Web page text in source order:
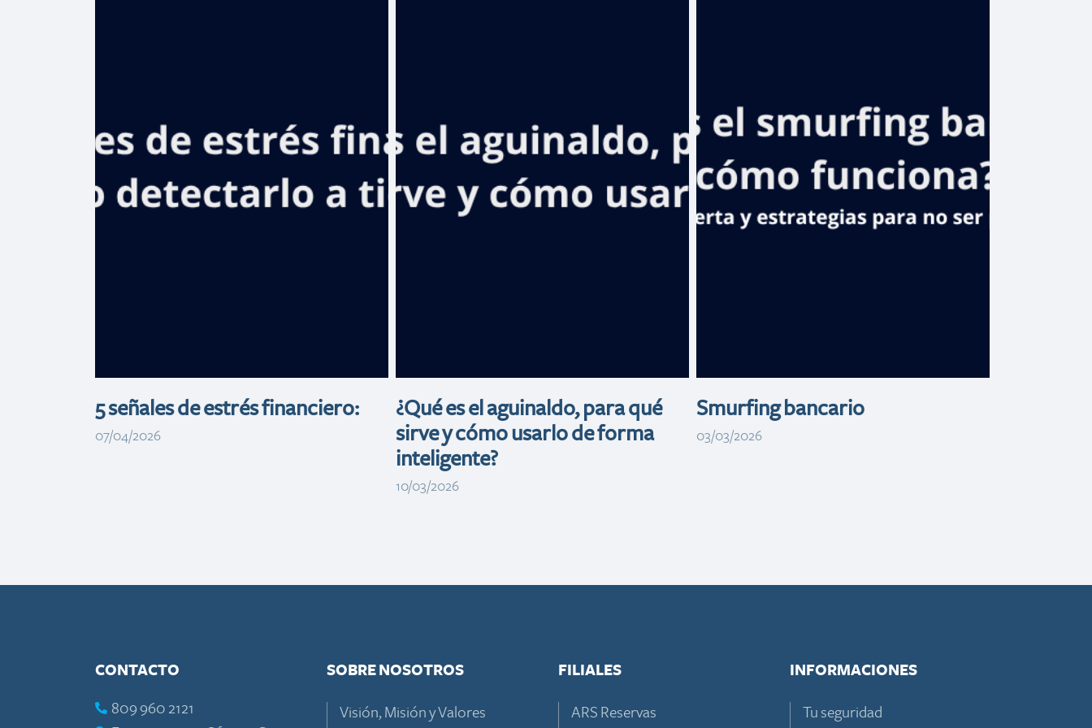
inauguración
del centro de
diagnóstico y
5 señales de estrés financiero:
07/04/2026
inauguración
del centro de
diagnóstico y
¿Qué es el aguinaldo, para qué
sirve y cómo usarlo de forma
inteligente?
10/03/2026
salud con la
inauguración
del centro de
diagnóstico y
Smurfing bancario
03/03/2026
CONTACTO
809 960 2121
SOBRE NOSOTROS
Visión, Misión y Valores
FILIALES
ARS Reservas
INFORMACIONES
Tu seguridad